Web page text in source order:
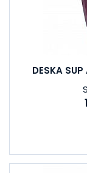
DESKA